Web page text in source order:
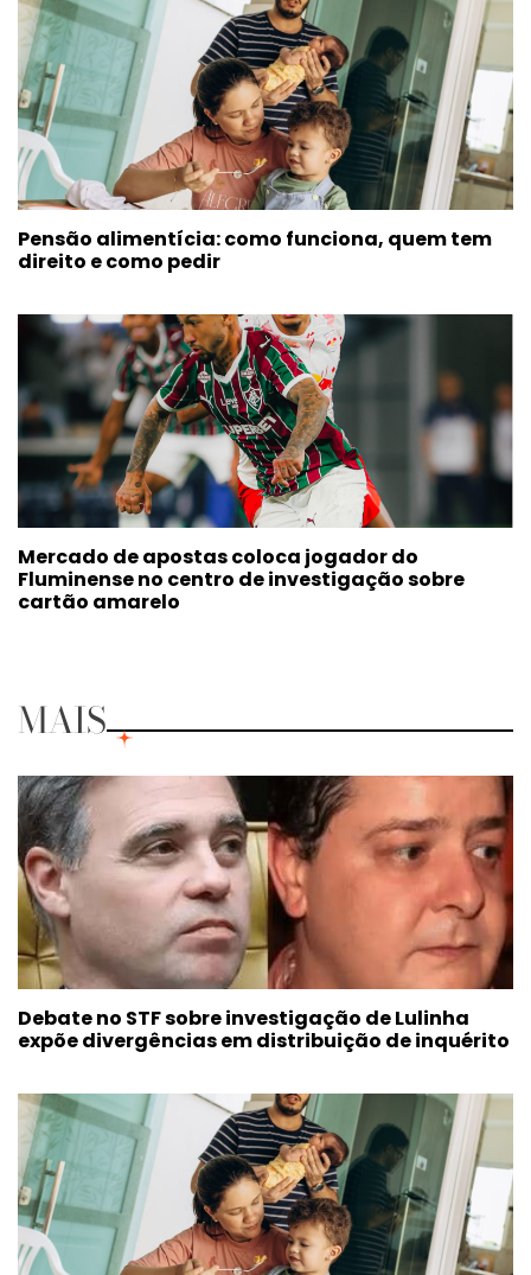
Pensão alimentícia: como funciona, quem tem
direito e como pedir
Mercado de apostas coloca jogador do
Fluminense no centro de investigação sobre
cartão amarelo
MAIS
Debate no STF sobre investigação de Lulinha
expõe divergências em distribuição de inquérito